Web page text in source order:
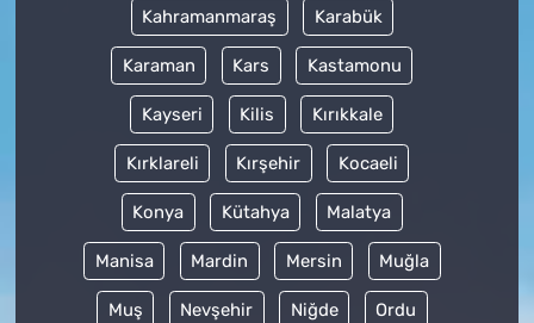
Kahramanmaraş Karabük
Karaman Kars Kastamonu
Kayseri Kilis Kırıkkale
Kırklareli Kırşehir Kocaeli
Konya Kütahya Malatya
Manisa Mardin Mersin Muğla
Muş Nevşehir Niğde Ordu